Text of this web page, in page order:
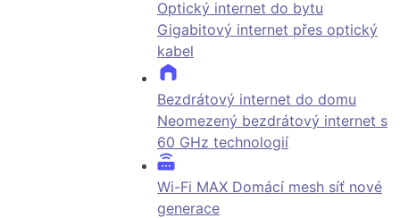
Optický internet do bytu
Gigabitový internet přes optický
kabel
Bezdrátový internet do domu
Neomezený bezdrátový internet s
60 GHz technologií
Wi-Fi MAX Domácí mesh síť nové
generace